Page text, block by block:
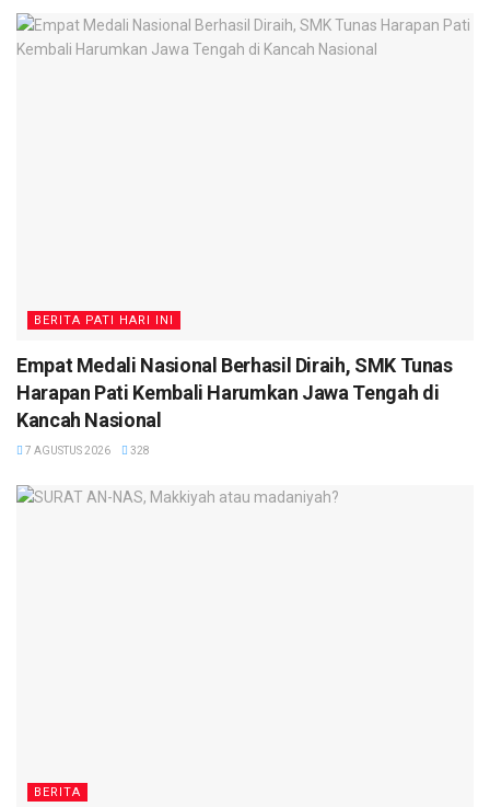
BERITA PATI HARI INI
Empat Medali Nasional Berhasil Diraih, SMK Tunas
Harapan Pati Kembali Harumkan Jawa Tengah di
Kancah Nasional
7 AGUSTUS 2026 328
BERITA